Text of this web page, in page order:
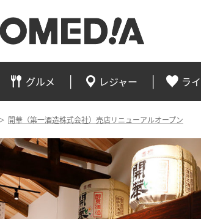
グルメ レジャー ラ
開華（第一酒造株式会社）売店リニューアルオープン